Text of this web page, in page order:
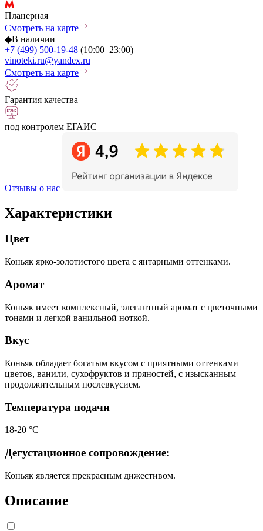
Планерная
Смотреть на карте
◆В наличии
+7 (499) 500-19-48 (10:00–23:00)
vinoteki.ru@yandex.ru
Смотреть на карте
Гарантия качества
под контролем ЕГАИС
Отзывы о нас
Характеристики
Цвет
Коньяк ярко-золотистого цвета с янтарными оттенками.
Аромат
Коньяк имеет комплексный, элегантный аромат с цветочными
тонами и легкой ванильной ноткой.
Вкус
Коньяк обладает богатым вкусом с приятными оттенками
цветов, ванили, сухофруктов и пряностей, с изысканным
продолжительным послевкусием.
Температура подачи
18-20 °С
Дегустационное сопровождение:
Коньяк является прекрасным дижестивом.
Описание